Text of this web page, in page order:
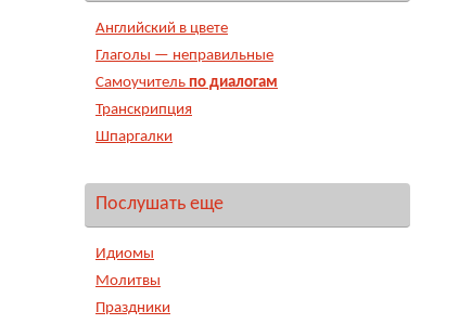
Английский в цвете
Глаголы — неправильные
Самоучитель по диалогам
Транскрипция
Шпаргалки
Послушать еще
Идиомы
Молитвы
Праздники